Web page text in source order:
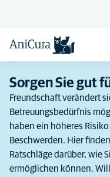
Sorgen Sie gut
Freundschaft verändert
Betreuungsbedürfnis
haben ein höheres
Beschwerden. Hier
Ratschläge darüber, wie
ermöglichen können.